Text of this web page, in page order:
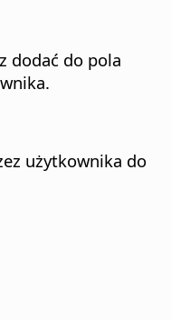
dodać do pola
użytkownika do